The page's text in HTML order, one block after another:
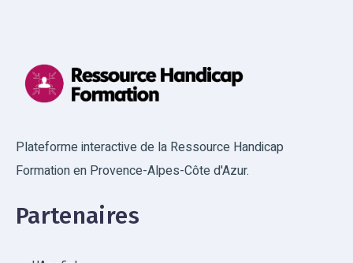
Plateforme interactive de la Ressource Handicap
Formation en Provence-Alpes-Côte d'Azur.
Partenaires